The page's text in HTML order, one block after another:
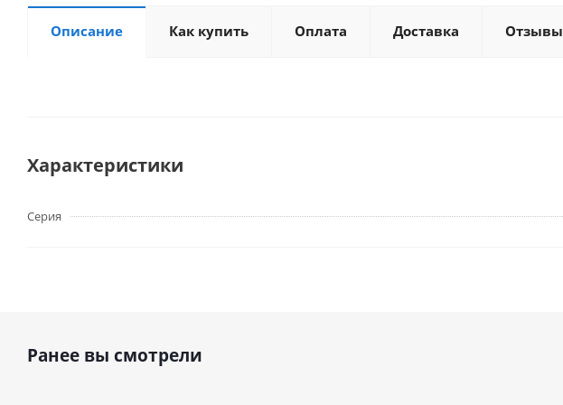
Описание Как купить Оплата Доставка Отзывы
Характеристики
Серия
Ранее вы смотрели